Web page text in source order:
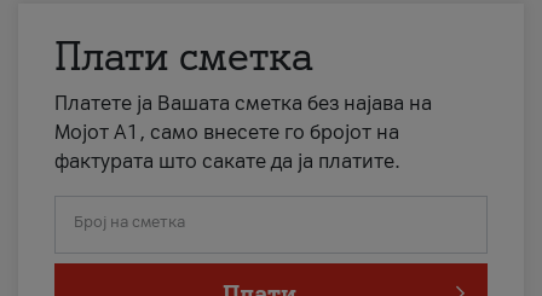
Плати сметка
Платете ја Вашата сметка без најава на
Мојот А1, само внесете го бројот на
фактурата што сакате да ја платите.
Број на сметка